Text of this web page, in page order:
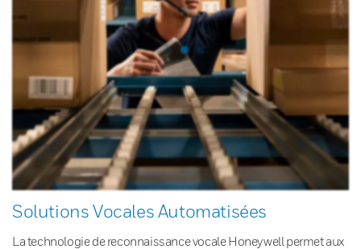
Solutions Vocales Automatisées
La technologie de reconnaissance vocale Honeywell permet aux